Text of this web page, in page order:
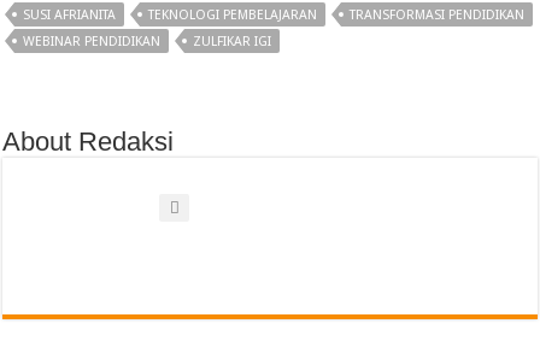
SUSI AFRIANITA TEKNOLOGI PEMBELAJARAN
TRANSFORMASI PENDIDIKAN
WEBINAR PENDIDIKAN
ZULFIKAR IGI
About Redaksi